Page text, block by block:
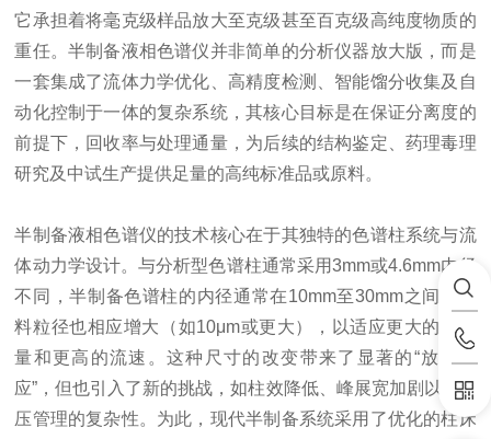
它承担着将毫克级样品放大至克级甚至百克级高纯度物质的
重任。半制备液相色谱仪并非简单的分析仪器放大版，而是
一套集成了流体力学优化、高精度检测、智能馏分收集及自
动化控制于一体的复杂系统，其核心目标是在保证分离度的
前提下，回收率与处理通量，为后续的结构鉴定、药理毒理
研究及中试生产提供足量的高纯标准品或原料。
半制备液相色谱仪的技术核心在于其独特的色谱柱系统与流
体动力学设计。与分析型色谱柱通常采用3mm或4.6mm内径
不同，半制备色谱柱的内径通常在10mm至30mm之间，填
料粒径也相应增大（如10μm或更大），以适应更大的进样
量和更高的流速。这种尺寸的改变带来了显著的“放大效
应”，但也引入了新的挑战，如柱效降低、峰展宽加剧以及背
压管理的复杂性。为此，现代半制备系统采用了优化的柱床